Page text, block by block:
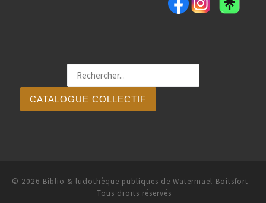
CATALOGUE COLLECTIF
© 2026 Biblio & ludothèque publiques de Watermael-Boitsfort –
Tous droits réservés